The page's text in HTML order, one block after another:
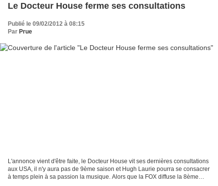
Le Docteur House ferme ses consultations
Publié le 09/02/2012 à 08:15
Par Prue
L'annonce vient d'être faite, le Docteur House vit ses dernières consultations
aux USA, il n'y aura pas de 9ème saison et Hugh Laurie pourra se consacrer
à temps plein à sa passion la musique. Alors que la FOX diffuse la 8ème